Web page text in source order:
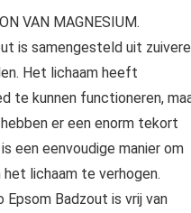
VAN MAGNESIUM.
is samengesteld uit zuivere
Het lichaam heeft
te kunnen functioneren,
er een enorm tekort
een eenvoudige manier om
lichaam te verhogen.
Epsom Badzout is vrij van